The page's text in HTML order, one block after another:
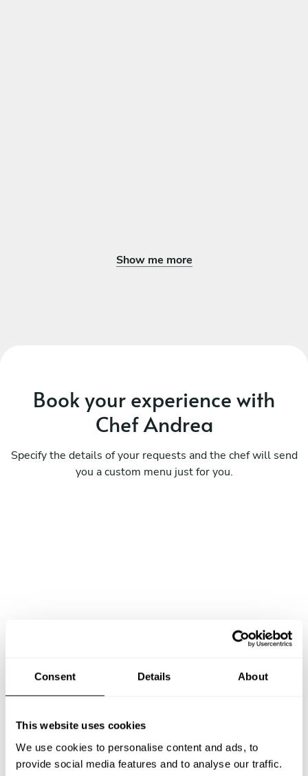
Consent Details About
This website uses cookies
We use cookies to personalise content and ads, to
provide social media features and to analyse our traffic.
Show me more
Book your experience with
Chef Andrea
Specify the details of your requests and the chef will send
you a custom menu just for you.